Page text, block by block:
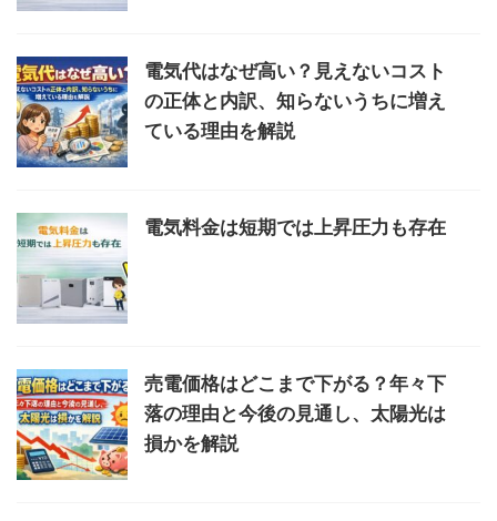
電気代はなぜ高い？見えないコスト
の正体と内訳、知らないうちに増え
ている理由を解説
電気料金は短期では上昇圧力も存在
売電価格はどこまで下がる？年々下
落の理由と今後の見通し、太陽光は
損かを解説